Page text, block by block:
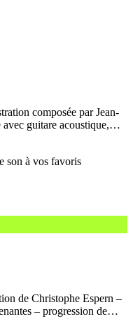
composée par Jean-
guitare acoustique,…
de Christophe Espern –
– progression de…